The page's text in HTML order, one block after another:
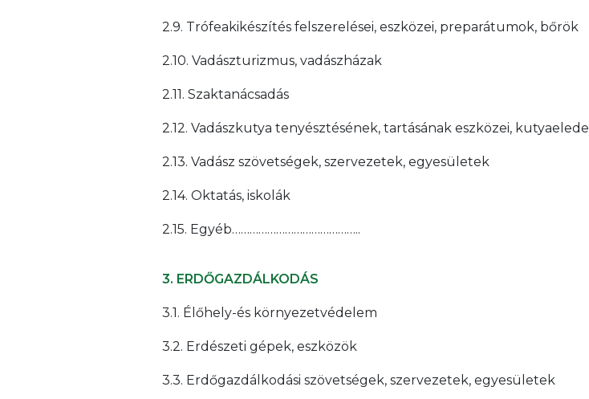
2.9. Trófeakikészítés felszerelései, eszközei, preparátumok, bőrök
2.10. Vadászturizmus, vadászházak
2.11. Szaktanácsadás
2.12. Vadászkutya tenyésztésének, tartásának eszközei, kutyaeledel
2.13. Vadász szövetségek, szervezetek, egyesületek
2.14. Oktatás, iskolák
2.15. Egyéb……………………………………..
3. ERDŐGAZDÁLKODÁS
3.1. Élőhely-és környezetvédelem
3.2. Erdészeti gépek, eszközök
3.3. Erdőgazdálkodási szövetségek, szervezetek, egyesületek